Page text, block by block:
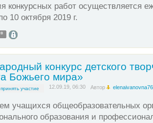
конкурсных работ осуществляется
10 октября 2019 г.
конкурс детского
Божьего мира»
участие 12.09.19, 06:30 Автор elenaivanovna76
учащихся общеобразовательных
образования и